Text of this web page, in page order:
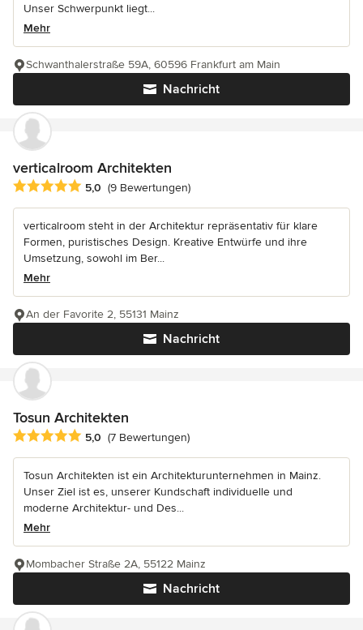
Unser Schwerpunkt liegt...
Mehr
Nachricht
Schwanthalerstraße 59A, 60596 Frankfurt am Main
verticalroom Architekten
Durchschnittliche Bewertung: 5 von 5 Sternen
5,0 (9 Bewertungen)
verticalroom steht in der Architektur repräsentativ für klare
Formen, puristisches Design. Kreative Entwürfe und ihre
Umsetzung, sowohl im Ber...
Mehr
Nachricht
An der Favorite 2, 55131 Mainz
Tosun Architekten
Durchschnittliche Bewertung: 5 von 5 Sternen
5,0 (7 Bewertungen)
Tosun Architekten ist ein Architekturunternehmen in Mainz.
Unser Ziel ist es, unserer Kundschaft individuelle und
moderne Architektur- und Des...
Mehr
Nachricht
Mombacher Straße 2A, 55122 Mainz